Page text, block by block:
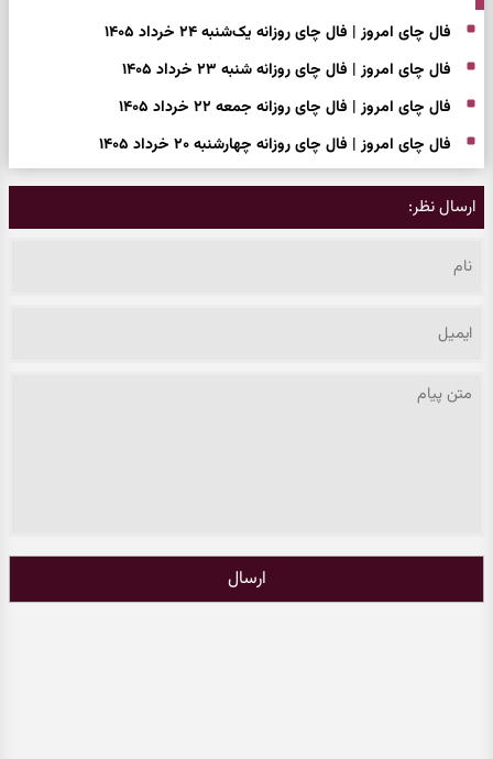
فال چای امروز | فال چای روزانه یک‌شنبه ۲۴ خرداد ۱۴۰۵
فال چای امروز | فال چای روزانه شنبه ۲۳ خرداد ۱۴۰۵
فال چای امروز | فال چای روزانه جمعه ۲۲ خرداد ۱۴۰۵
فال چای امروز | فال چای روزانه چهارشنبه ۲۰ خرداد ۱۴۰۵
ارسال نظر:
ارسال